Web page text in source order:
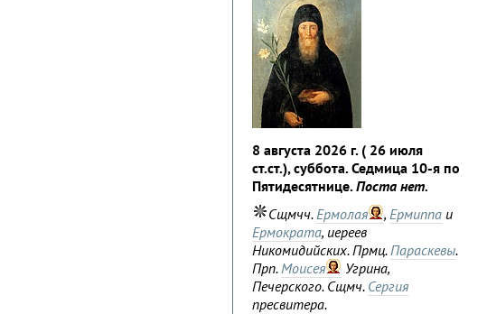
8 августа 2026 г. ( 26 июля
ст.ст.), суббота. Седмица 10-я по
Пятидесятнице.Поста нет.
Сщмчч.Ермолая , Ермиппа и
Ермократа, иереев
Никомидийских. Прмц.Параскевы.
Прп.Моисея
Угрина,
Печерского. Сщмч. Сергия
пресвитера.